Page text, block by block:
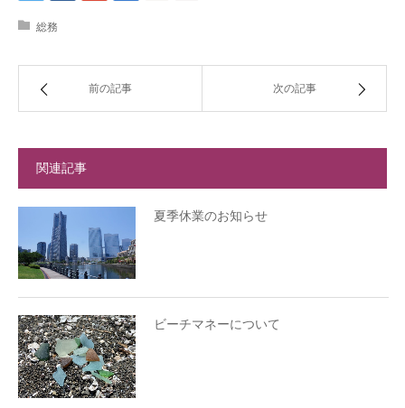
総務
前の記事 次の記事
関連記事
夏季休業のお知らせ
ビーチマネーについて